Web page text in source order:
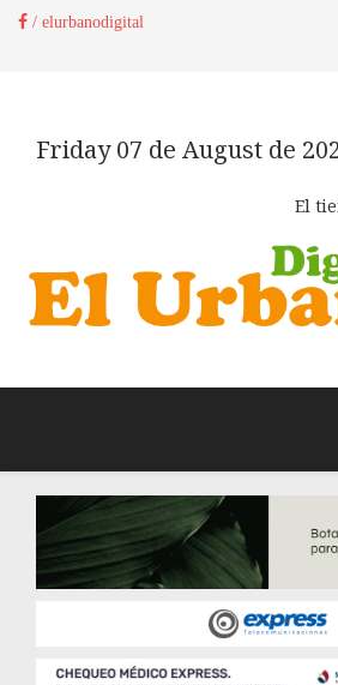
/ elurbanodigital
Friday 07 de August de
El